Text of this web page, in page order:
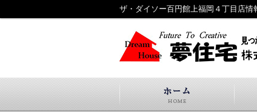
ザ・ダイソー百円館上福岡４丁目店